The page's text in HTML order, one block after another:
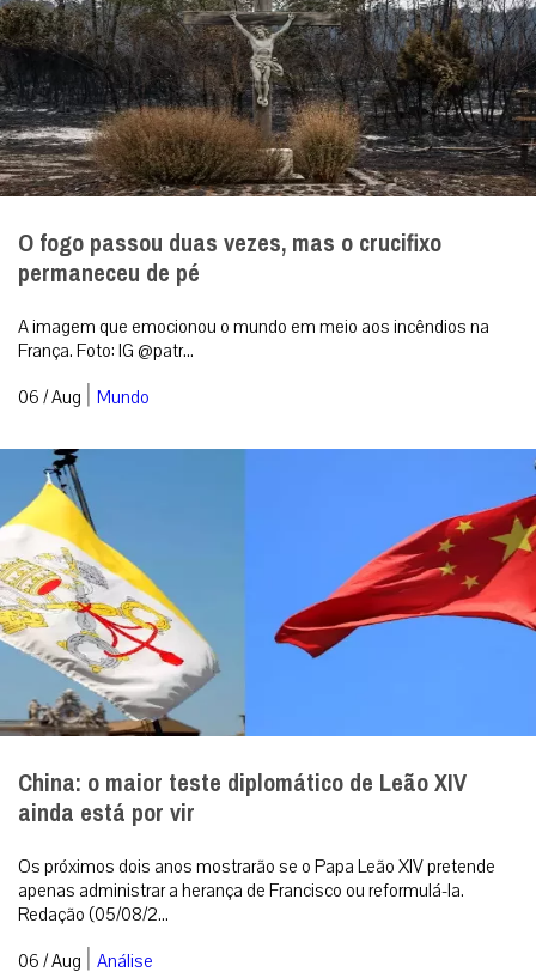
O fogo passou duas vezes, mas o crucifixo
permaneceu de pé
A imagem que emocionou o mundo em meio aos incêndios na
França. Foto: IG @patr...
06 / Aug | Mundo
China: o maior teste diplomático de Leão XIV
ainda está por vir
Os próximos dois anos mostrarão se o Papa Leão XIV pretende
apenas administrar a herança de Francisco ou reformulá-la.
Redação (05/08/2...
06 / Aug | Análise